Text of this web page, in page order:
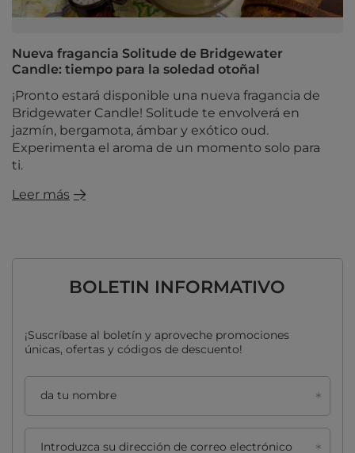
Nueva fragancia Solitude de Bridgewater
Candle: tiempo para la soledad otoñal
¡Pronto estará disponible una nueva fragancia de
Bridgewater Candle! Solitude te envolverá en
jazmín, bergamota, ámbar y exótico oud.
Experimenta el aroma de un momento solo para
ti.
Leer más
BOLETIN INFORMATIVO
¡Suscríbase al boletín y aproveche promociones
únicas, ofertas y códigos de descuento!
da tu nombre
Introduzca su dirección de correo electrónico